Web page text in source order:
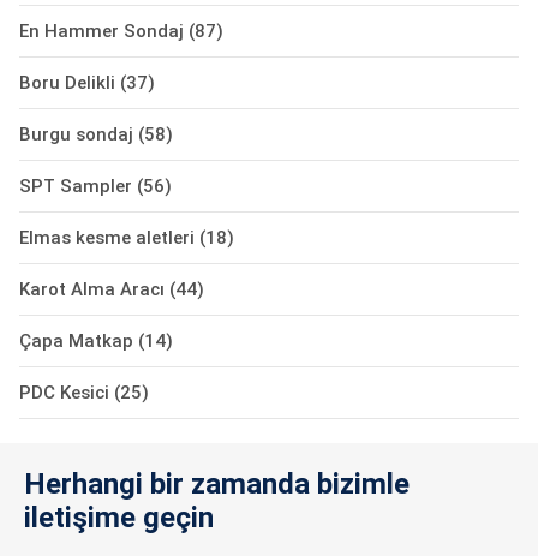
En Hammer Sondaj (87)
Boru Delikli (37)
Burgu sondaj (58)
SPT Sampler (56)
Elmas kesme aletleri (18)
Karot Alma Aracı (44)
Çapa Matkap (14)
PDC Kesici (25)
Herhangi bir zamanda bizimle
iletişime geçin